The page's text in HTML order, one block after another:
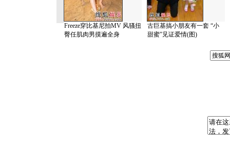
Freeze穿比基尼拍MV 风骚扭
臀任肌肉男摸遍全身
古巨基搞小朋友有一套 “小
甜蜜”见证爱情(图)